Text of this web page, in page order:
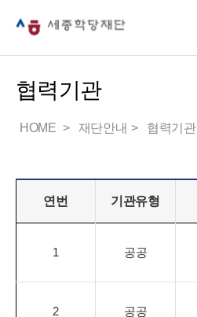
협력기관
HOME 재단안내 협력기관
연번 기관유형
1 공공
2 공공